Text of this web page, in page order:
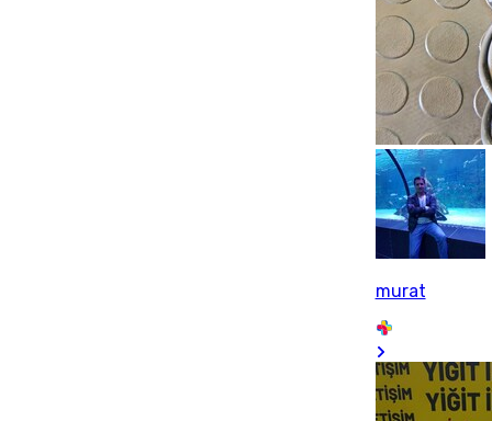
murat